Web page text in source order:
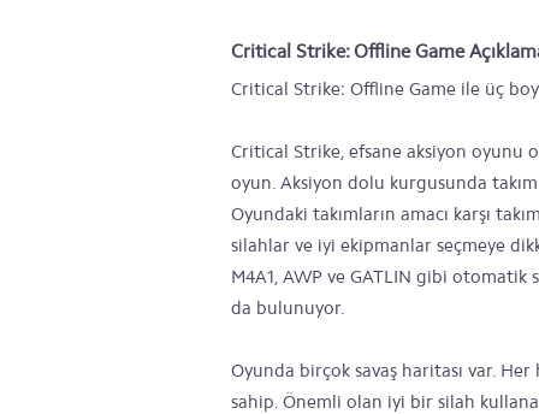
Critical Strike: Offline Game
Critical Strike: Offline Game ile üç
Critical Strike, efsane aksiyon oyunu
oyun. Aksiyon dolu kurgusunda
Oyundaki takımların amacı karşı
silahlar ve iyi ekipmanlar seçmeye
M4A1, AWP ve GATLIN gibi otomatik
da bulunuyor.
Oyunda birçok savaş haritası var.
sahip. Önemli olan iyi bir silah